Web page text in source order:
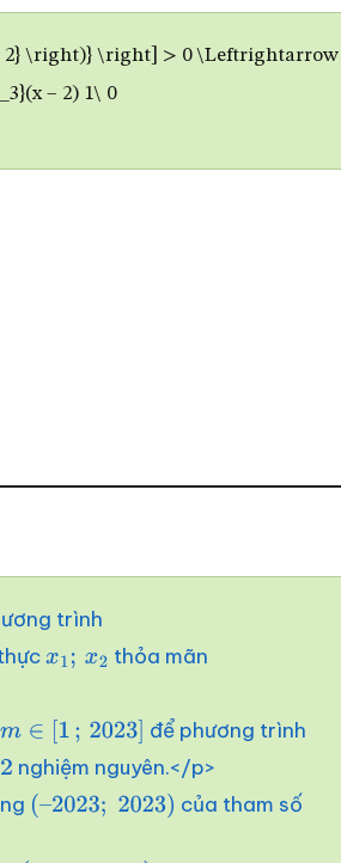
2} \right)} \right] > 0 \Leftrightarrow
– 2) 1\ 0
trình
x1;x 2
thỏa mãn
m∈[ ;2023]
để phương trình
2 nghiệm nguyên.</p>
(–2023 2023) của tham số